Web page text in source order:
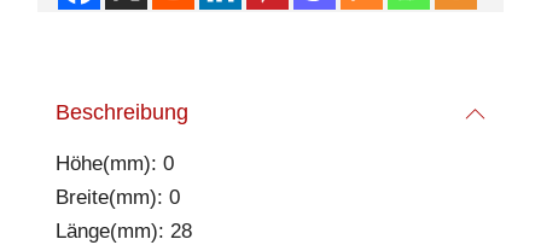
Beschreibung
Höhe(mm): 0
Breite(mm): 0
Länge(mm): 28